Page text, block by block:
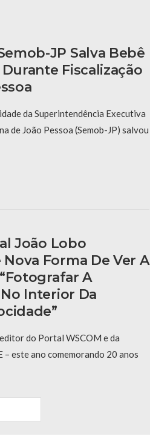
JP Salva Bebê
Fiscalização
da Superintendência Executiva
de João Pessoa (Semob-JP) salvou
João Lobo
Forma De Ver A
A
Interior Da
do Portal WSCOM e da
– este ano comemorando 20 anos